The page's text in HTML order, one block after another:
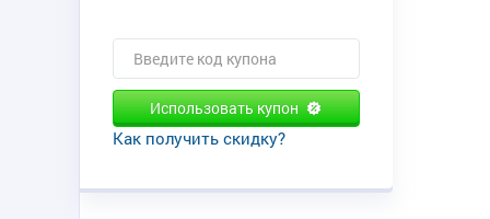
Использовать купон
Как получить скидку?